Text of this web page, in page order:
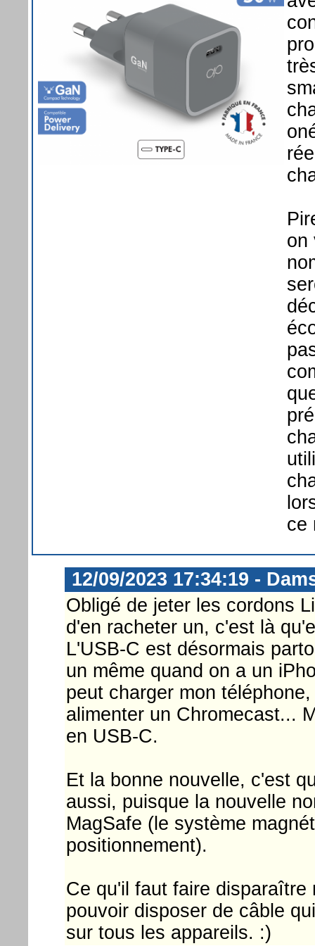
on
ce
12/09/2023 17:34:19 -
Obligé de jeter les cordons
d'en racheter un, c'est là
L'USB-C est désormais
un même quand on a un
peut charger mon
alimenter un Chromecast...
en USB-C.
Et la bonne nouvelle, c'est
aussi, puisque la nouvelle
MagSafe (le système
positionnement).
Ce qu'il faut faire
pouvoir disposer de câble
sur tous les appareils. :)